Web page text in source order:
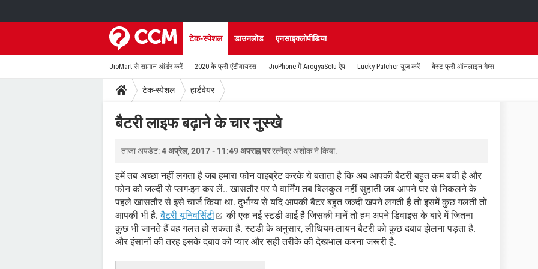
टेक-स्पेशल डाउनलोड एनसाइक्लोपीडिया
JioMart से सामान ऑर्डर करें 2020 के फ्री एंटीवायरस JioPhone में ArogyaSetu ऐप Lucky Patcher यूज करें बेस्ट फ्री ऑनलाइन गेम्स
टेक-स्पेशल हार्डवेयर
बैटरी लाइफ बढ़ाने के चार नुस्खे
ताजा अपडेट:4 अप्रेल, 2017 - 11:49 अपराह्न पररत्नेंद्र अशोकने किया.
हमें तब अच्छा नहीं लगता है जब हमारा फोन वाइब्रेट करके ये बताता है कि अब आपकी बैटरी बहुत कम बची है और
फोन को जल्दी से प्लग-इन कर लें.. खासतौर पर ये वार्निंग तब बिलकुल नहीं सुहाती जब आपने घर से निकलने के
पहले खासतौर से इसे चार्ज किया था. दुर्भाग्य से यदि आपकी बैटर बहुत जल्दी खपने लगती है तो इसमें कुछ गलती तो
आपकी भी है.बैटरी यूनिवर्सिटी
की एक नई स्टडी आई है जिसकी मानें तो हम अपने डिवाइस के बारे में जितना
कुछ भी जानते हैं वह गलत हो सकता है. स्टडी के अनुसार, लीथियम-लायन बैटरी को कुछ दबाव झेलना पड़ता है.
और इंसानों की तरह इसके दबाव को प्यार और सही तरीके की देखभाल करना जरूरी है.